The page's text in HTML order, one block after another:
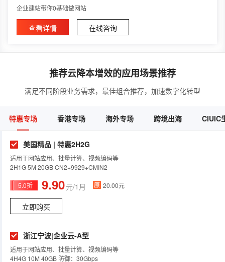
企业建站带你0基础做网站
查看详情 在线咨询
推荐云降本增效的应用场景推荐
满足不同阶段业务需求，最佳组合推荐，加速数字化转型
特惠专场 香港专场 海外专场 跨境出海 CIUIC
美国精品 | 特惠2H2G
适用于网站应用、批量计算、视频编码等
2H1G 5M 20GB CN2+9929+CMIN2
5.0折 9.90元/1月 原 20.00元
立即购买
浙江宁波|企业云-A型
适用于网站应用、批量计算、视频编码等
4H4G 10M 40GB 防御：30Gbps